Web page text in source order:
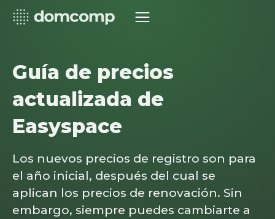
Guía de precios
actualizada de
Easyspace
Los nuevos precios de registro son para
el año inicial, después del cual se
aplican los precios de renovación. Sin
embargo, siempre puedes cambiarte a